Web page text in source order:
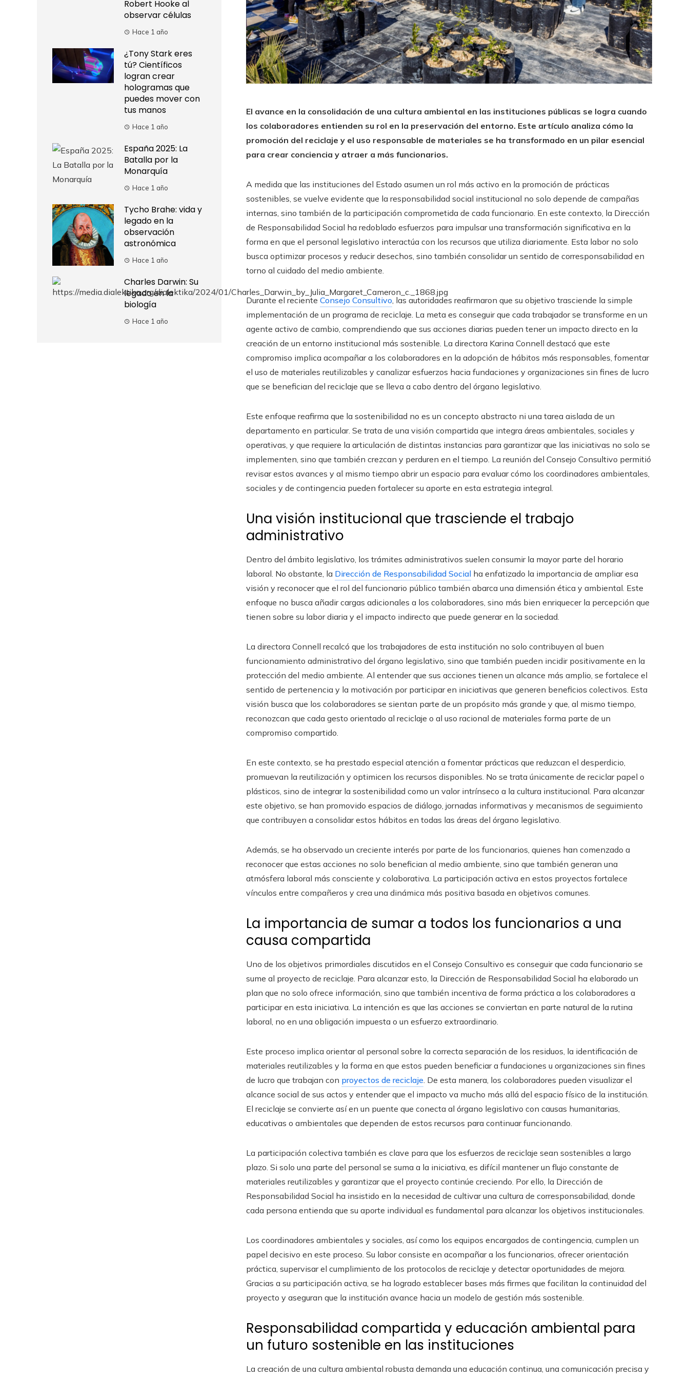
El avance en la consolidación de una cultura ambiental en las instituciones públicas se logra cuando
los colaboradores entienden su rol en la preservación del entorno. Este artículo analiza cómo la
promoción del reciclaje y el uso responsable de materiales se ha transformado en un pilar esencial
para crear conciencia y atraer a más funcionarios.
A medida que las instituciones del Estado asumen un rol más activo en la promoción de prácticas
sostenibles, se vuelve evidente que la responsabilidad social institucional no solo depende de campañas
internas, sino también de la participación comprometida de cada funcionario. En este contexto, la Dirección
de Responsabilidad Social ha redoblado esfuerzos para impulsar una transformación significativa en la
forma en que el personal legislativo interactúa con los recursos que utiliza diariamente. Esta labor no solo
busca optimizar procesos y reducir desechos, sino también consolidar un sentido de corresponsabilidad en
torno al cuidado del medio ambiente.
Durante el reciente Consejo Consultivo , las autoridades reafirmaron que su objetivo trasciende la simple
implementación de un programa de reciclaje. La meta es conseguir que cada trabajador se transforme en un
agente activo de cambio, comprendiendo que sus acciones diarias pueden tener un impacto directo en la
creación de un entorno institucional más sostenible. La directora Karina Connell destacó que este
compromiso implica acompañar a los colaboradores en la adopción de hábitos más responsables, fomentar
el uso de materiales reutilizables y canalizar esfuerzos hacia fundaciones y organizaciones sin fines de lucro
que se benefician del reciclaje que se lleva a cabo dentro del órgano legislativo.
Este enfoque reafirma que la sostenibilidad no es un concepto abstracto ni una tarea aislada de un
departamento en particular. Se trata de una visión compartida que integra áreas ambientales, sociales y
operativas, y que requiere la articulación de distintas instancias para garantizar que las iniciativas no solo se
implementen, sino que también crezcan y perduren en el tiempo. La reunión del Consejo Consultivo permitió
revisar estos avances y al mismo tiempo abrir un espacio para evaluar cómo los coordinadores ambientales,
sociales y de contingencia pueden fortalecer su aporte en esta estrategia integral.
Una visión institucional que trasciende el trabajo
administrativo
Dentro del ámbito legislativo, los trámites administrativos suelen consumir la mayor parte del horario
laboral. No obstante, la Dirección de Responsabilidad Social ha enfatizado la importancia de ampliar esa
visión y reconocer que el rol del funcionario público también abarca una dimensión ética y ambiental. Este
enfoque no busca añadir cargas adicionales a los colaboradores, sino más bien enriquecer la percepción que
tienen sobre su labor diaria y el impacto indirecto que puede generar en la sociedad.
La directora Connell recalcó que los trabajadores de esta institución no solo contribuyen al buen
funcionamiento administrativo del órgano legislativo, sino que también pueden incidir positivamente en la
protección del medio ambiente. Al entender que sus acciones tienen un alcance más amplio, se fortalece el
sentido de pertenencia y la motivación por participar en iniciativas que generen beneficios colectivos. Esta
visión busca que los colaboradores se sientan parte de un propósito más grande y que, al mismo tiempo,
reconozcan que cada gesto orientado al reciclaje o al uso racional de materiales forma parte de un
compromiso compartido.
En este contexto, se ha prestado especial atención a fomentar prácticas que reduzcan el desperdicio,
promuevan la reutilización y optimicen los recursos disponibles. No se trata únicamente de reciclar papel o
plásticos, sino de integrar la sostenibilidad como un valor intrínseco a la cultura institucional. Para alcanzar
este objetivo, se han promovido espacios de diálogo, jornadas informativas y mecanismos de seguimiento
que contribuyen a consolidar estos hábitos en todas las áreas del órgano legislativo.
Además, se ha observado un creciente interés por parte de los funcionarios, quienes han comenzado a
reconocer que estas acciones no solo benefician al medio ambiente, sino que también generan una
atmósfera laboral más consciente y colaborativa. La participación activa en estos proyectos fortalece
vínculos entre compañeros y crea una dinámica más positiva basada en objetivos comunes.
La importancia de sumar a todos los funcionarios a una
causa compartida
Uno de los objetivos primordiales discutidos en el Consejo Consultivo es conseguir que cada funcionario se
sume al proyecto de reciclaje. Para alcanzar esto, la Dirección de Responsabilidad Social ha elaborado un
plan que no solo ofrece información, sino que también incentiva de forma práctica a los colaboradores a
participar en esta iniciativa. La intención es que las acciones se conviertan en parte natural de la rutina
laboral, no en una obligación impuesta o un esfuerzo extraordinario.
Este proceso implica orientar al personal sobre la correcta separación de los residuos, la identificación de
materiales reutilizables y la forma en que estos pueden beneficiar a fundaciones u organizaciones sin fines
de lucro que trabajan con proyectos de reciclaje . De esta manera, los colaboradores pueden visualizar el
alcance social de sus actos y entender que el impacto va mucho más allá del espacio físico de la institución.
El reciclaje se convierte así en un puente que conecta al órgano legislativo con causas humanitarias,
educativas o ambientales que dependen de estos recursos para continuar funcionando.
La participación colectiva también es clave para que los esfuerzos de reciclaje sean sostenibles a largo
plazo. Si solo una parte del personal se suma a la iniciativa, es difícil mantener un flujo constante de
materiales reutilizables y garantizar que el proyecto continúe creciendo. Por ello, la Dirección de
Responsabilidad Social ha insistido en la necesidad de cultivar una cultura de corresponsabilidad, donde
cada persona entienda que su aporte individual es fundamental para alcanzar los objetivos institucionales.
Los coordinadores ambientales y sociales, así como los equipos encargados de contingencia, cumplen un
papel decisivo en este proceso. Su labor consiste en acompañar a los funcionarios, ofrecer orientación
práctica, supervisar el cumplimiento de los protocolos de reciclaje y detectar oportunidades de mejora.
Gracias a su participación activa, se ha logrado establecer bases más firmes que facilitan la continuidad del
proyecto y aseguran que la institución avance hacia un modelo de gestión más sostenible.
Responsabilidad compartida y educación ambiental para
un futuro sostenible en las instituciones
La creación de una cultura ambiental robusta demanda una educación continua, una comunicación precisa y
Robert Hooke al
observar células
Hace 1 año
¿Tony Stark eres
tú? Científicos
logran crear
hologramas que
puedes mover con
tus manos
Hace 1 año
España 2025: La
Batalla por la
Monarquía
Hace 1 año
Tycho Brahe: vida y
legado en la
observación
astronómica
Hace 1 año
Charles Darwin: Su
legado en la
biología
Hace 1 año